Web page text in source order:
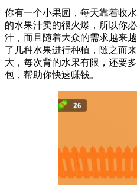
你有一个小果园，每天靠着收
的水果汁卖的很火爆，所以你
汁，而且随着大众的需求越来
了几种水果进行种植，随之而
大，每次背的水果有限，还要
包，帮助你快速赚钱。